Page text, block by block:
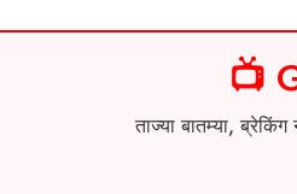
📺
ताज्या बातम्या,